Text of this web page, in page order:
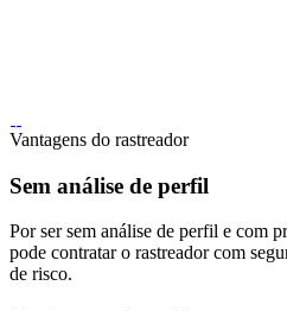
Vantagens do rastreador
Sem análise de perfil
Por ser sem análise de perfil e com
pode contratar o rastreador com
de risco.